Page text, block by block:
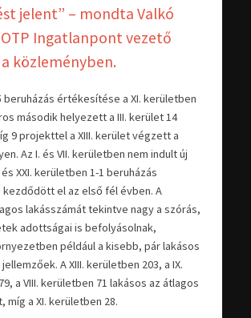
jelent” – mondta Valkó
OTP Ingatlanpont vezető
közleményben.
beruházás értékesítése a XI. kerületben
második helyezett a III. kerület 14
9 projekttel a XIII. kerület végzett a
Az I. és VII. kerületben nem indult új
XXI. kerületben 1-1 beruházás
el az első fél évben. A
lakásszámát tekintve nagy a szórás,
adottságai is befolyásolnak,
például a kisebb, pár lakásos
A XIII. kerületben 203, a IX.
a VIII. kerületben 71 lakásos az átlagos
a XI. kerületben 28.